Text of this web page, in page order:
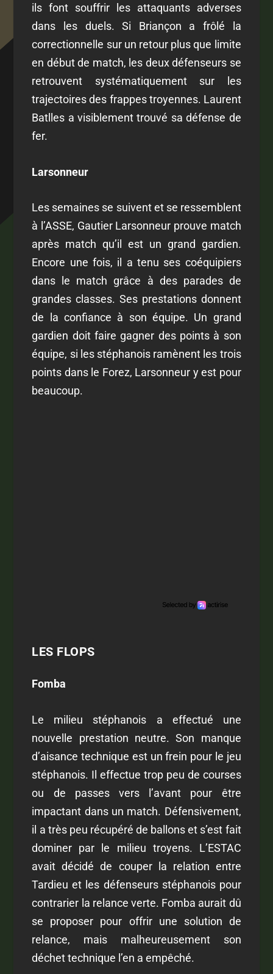
ils font souffrir les attaquants adverses
dans les duels. Si Briançon a frôlé la
correctionnelle sur un retour plus que limite
en début de match, les deux défenseurs se
retrouvent systématiquement sur les
trajectoires des frappes troyennes. Laurent
Batlles a visiblement trouvé sa défense de
fer.
Larsonneur
Les semaines se suivent et se ressemblent
à l’ASSE, Gautier Larsonneur prouve match
après match qu’il est un grand gardien.
Encore une fois, il a tenu ses coéquipiers
dans le match grâce à des parades de
grandes classes. Ses prestations donnent
de la confiance à son équipe. Un grand
gardien doit faire gagner des points à son
équipe, si les stéphanois ramènent les trois
points dans le Forez, Larsonneur y est pour
beaucoup.
LES FLOPS
Fomba
Le milieu stéphanois a effectué une
nouvelle prestation neutre. Son manque
d’aisance technique est un frein pour le jeu
stéphanois. Il effectue trop peu de courses
ou de passes vers l’avant pour être
impactant dans un match. Défensivement,
il a très peu récupéré de ballons et s’est fait
dominer par le milieu troyens. L’ESTAC
avait décidé de couper la relation entre
Tardieu et les défenseurs stéphanois pour
contrarier la relance verte. Fomba aurait dû
se proposer pour offrir une solution de
relance, mais malheureusement son
déchet technique l’en a empêché.